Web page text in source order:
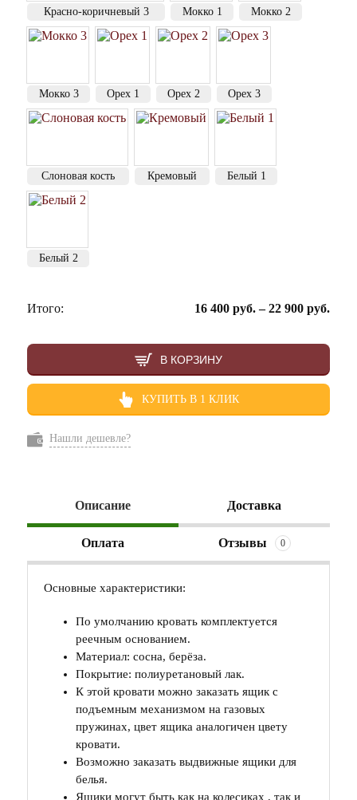
Красно-коричневый 3 Мокко 1 Мокко 2
Мокко 3 Орех 1 Орех 2 Орех 3
Слоновая кость Кремовый Белый 1
Белый 2
Итого: 16 400 руб.–22 900 руб.
В КОРЗИНУ
КУПИТЬ В 1 КЛИК
Нашли дешевле?
Описание Доставка
Оплата Отзывы 0
Основные характеристики:
По умолчанию кровать комплектуется
реечным основанием.
Материал: сосна, берёза.
Покрытие: полиуретановый лак.
К этой кровати можно заказать ящик с
подъемным механизмом на газовых
пружинах, цвет ящика аналогичен цвету
кровати.
Возможно заказать выдвижные ящики для
белья.
Ящики могут быть как на колесиках , так и